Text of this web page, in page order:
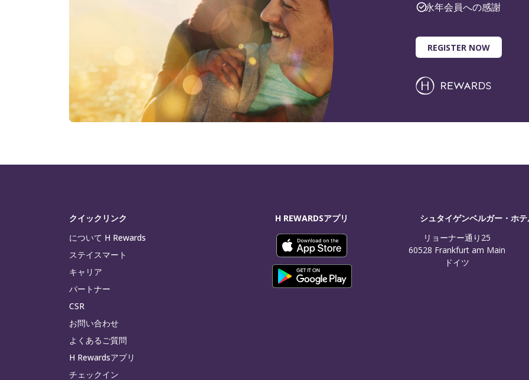
永年会員への感謝
REGISTER NOW
クイックリンク
について H Rewards
ステイスマート
キャリア
パートナー
CSR
お問い合わせ
よくあるご質問
H Rewardsアプリ
チェックイン
H REWARDSアプリ
シュタイゲンベルガー・ホ
リョーナー通り25
60528 Frankfurt am Main
ドイツ